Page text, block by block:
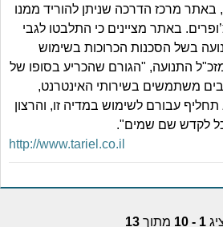
באתר מרכז הדרכה שניתן להוריד ממנו
באתר מציינים כי התלבטו לגבי
בשל הסכנות הכרוכות בשימוש
התנועה, "הגורם שהכריע בסופו של
משתמשים בשירותי האינטרנט,
עבורם לשימוש במדיה זו, והרצון
לקדש שם שמים".
http://www.tariel.co.il
1 - 10 מתוך 13